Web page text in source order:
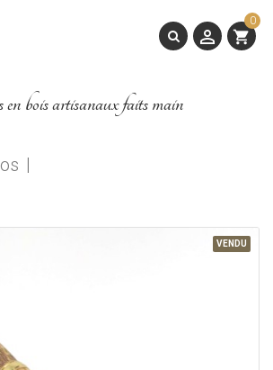
shopping_cart
0

en bois artisanaux faits main
VENDU